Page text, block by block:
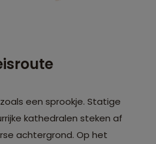
een sprookje. Statige
kathedralen steken af
achtergrond. Op het